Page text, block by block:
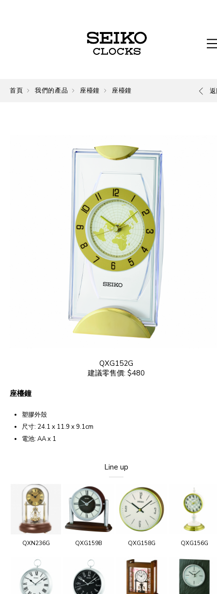
首頁 我們的產品 座檯鐘 座檯鐘
QXG152G
建議零售價: $480
座檯鐘
塑膠外殼
尺寸: 24.1 x 11.9 x 9.1cm
電池: AA x 1
Line up
QXN236G QXG159B QXG158G QXG156G